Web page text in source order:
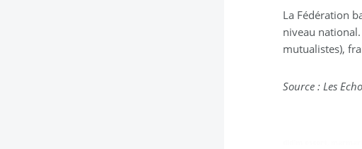
La Fédération
niveau
mutualistes),
Source : Les